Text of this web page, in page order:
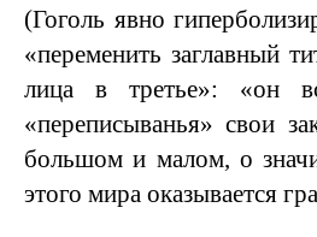
(Гоголь явно
«переменить заглавный
лица в третье»: «он
«переписыванья» свои
большом и малом, о
этого мира оказывается